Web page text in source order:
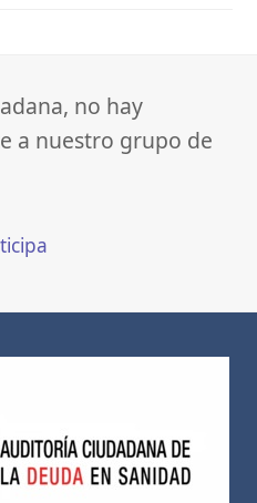
no hay
a nuestro grupo de